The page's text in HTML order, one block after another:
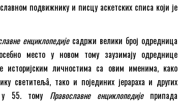
подвижнику и писцу аскетских списа који је
енциклопедијесадржи велики број одредница
место у новом тому заузимају одреднице
историјским личностима са овим именима, како
светитељâ, тако и појединих јерараха и других
у 55. тому Православне енциклопедијеприпада